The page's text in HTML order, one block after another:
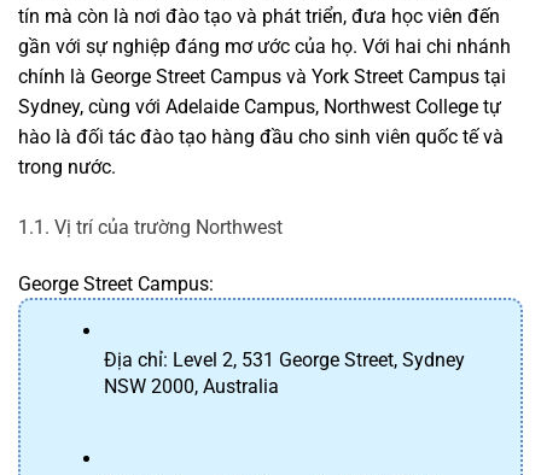
tín mà còn là nơi đào tạo và phát triển, đưa học viên đến
gần với sự nghiệp đáng mơ ước của họ. Với hai chi nhánh
chính là George Street Campus và York Street Campus tại
Sydney, cùng với Adelaide Campus, Northwest College tự
hào là đối tác đào tạo hàng đầu cho sinh viên quốc tế và
trong nước.
1.1. Vị trí của trường Northwest
George Street Campus:
Địa chỉ: Level 2, 531 George Street, Sydney
NSW 2000, Australia